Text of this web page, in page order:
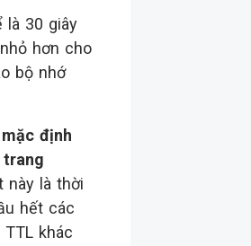
là 30 giây
hơn cho
bộ nhớ
định
này là thời
hết các
khác